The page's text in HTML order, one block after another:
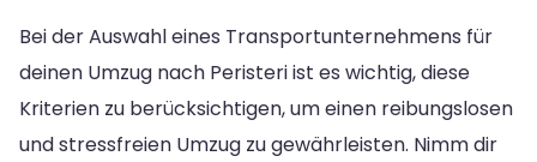
Bei der Auswahl eines Transportunternehmens für
deinen Umzug nach Peristeri ist es wichtig, diese
Kriterien zu berücksichtigen, um einen reibungslosen
und stressfreien Umzug zu gewährleisten. Nimm dir